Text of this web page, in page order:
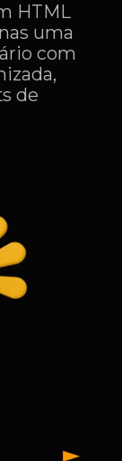
HTML
uma
com
de